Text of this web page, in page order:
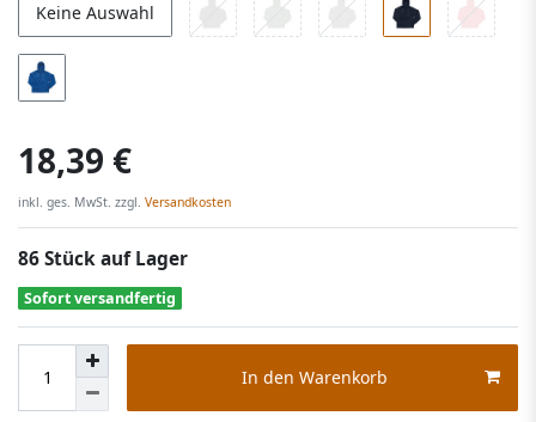
Keine Auswahl
18,39 €
inkl. ges. MwSt. zzgl. Versandkosten
86 Stück auf Lager
Sofort versandfertig
In den Warenkorb